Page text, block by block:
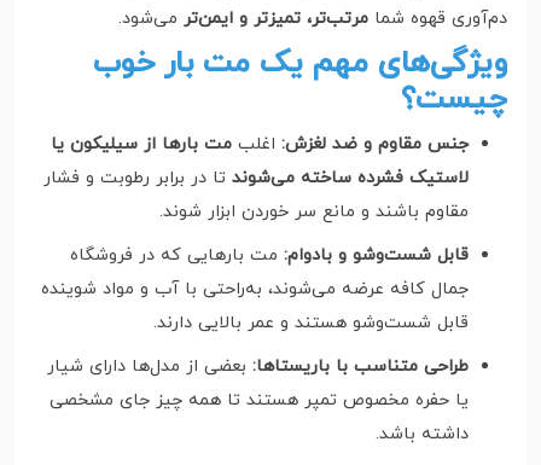
دم‌آوری قهوه شما مرتب‌تر، تمیزتر و ایمن‌تر می‌شود.
ویژگی‌های مهم یک مت بار خوب
چیست؟
جنس مقاوم و ضد لغزش: اغلب مت بارها از سیلیکون یا
لاستیک فشرده ساخته می‌شوند تا در برابر رطوبت و فشار
مقاوم باشند و مانع سر خوردن ابزار شوند.
قابل شست‌وشو و بادوام: مت بارهایی که در فروشگاه
جمال کافه عرضه می‌شوند، به‌راحتی با آب و مواد شوینده
قابل شست‌وشو هستند و عمر بالایی دارند.
طراحی متناسب با باریستاها: بعضی از مدل‌ها دارای شیار
یا حفره مخصوص تمپر هستند تا همه چیز جای مشخصی
داشته باشد.